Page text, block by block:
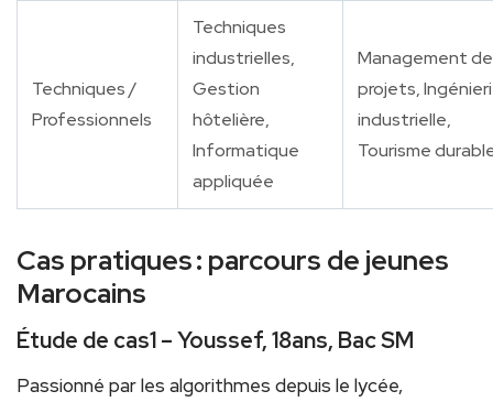
Techniques /
Professionnels
Techniques
industrielles,
Gestion
hôtelière,
Informatique
appliquée
Management de
projets,
industrielle,
Tourisme
Cas pratiques : parcours de jeunes
Marocains
Étude de cas1 – Youssef, 18ans, Bac SM
Passionné par les algorithmes depuis le lycée,